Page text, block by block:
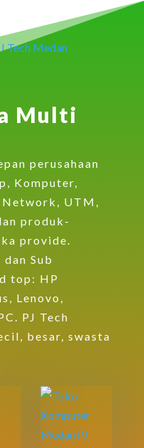
Multi
perusahaan
Komputer,
Network, UTM,
produk-
provide.
Sub
top: HP
Lenovo,
PJ Tech
besar, swasta